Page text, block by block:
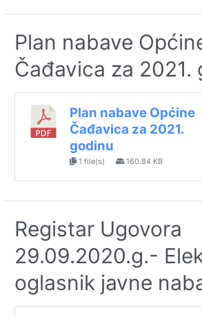
Plan nabave
Čađavica za 2021.
Plan nabave Općine
Čađavica za 2021.
godinu
1 file(s) 160.84 KB
Registar Ugovora
29.09.2020.g.-
oglasnik javne